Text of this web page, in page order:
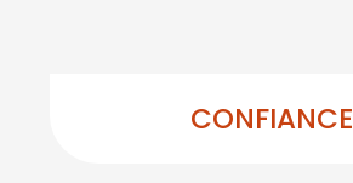
CONFIANCE